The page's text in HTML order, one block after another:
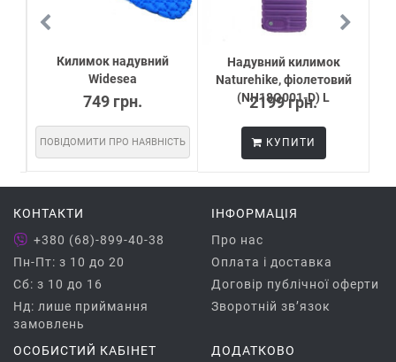
Килимок надувний
Widesea
749 грн.
ПОВІДОМИТИ ПРО НАЯВНІСТЬ
Надувний килимок
Naturehike, фіолетовий
(NH18Q001-D) L
2199 грн.
КУПИТИ
КОНТАКТИ
+380 (68)-899-40-38
Пн-Пт: з 10 до 20
Сб: з 10 до 16
Нд: лише приймання
замовлень
ІНФОРМАЦІЯ
Про нас
Оплата і доставка
Договір публічної оферти
Зворотній зв’язок
ОСОБИСТИЙ КАБІНЕТ
ДОДАТКОВО